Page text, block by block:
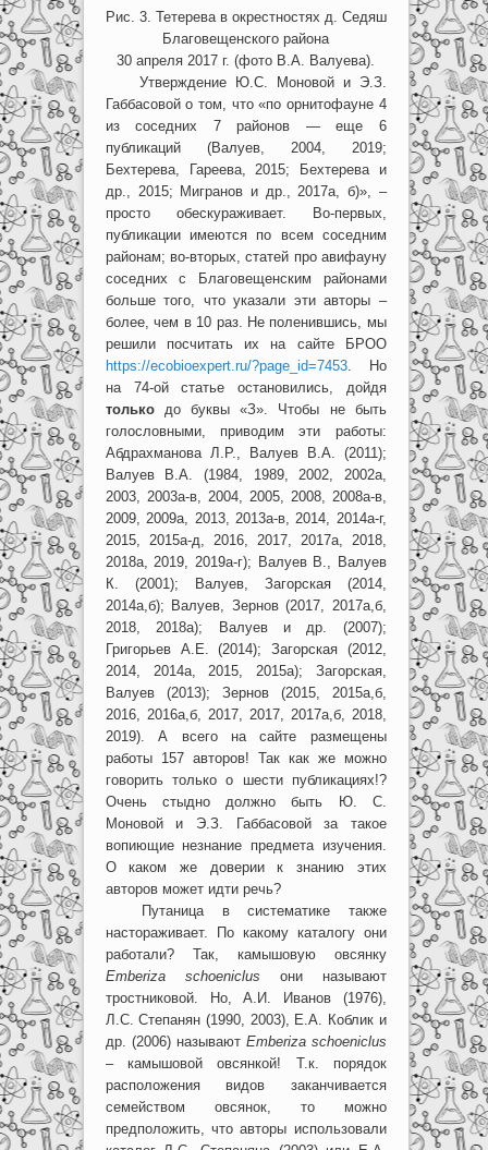
Рис. 3. Тетерева в окрестностях д. Седяш
Благовещенского района
30 апреля 2017 г. (фото В.А. Валуева).
Утверждение Ю.С. Моновой и Э.З.
Габбасовой о том, что «по орнитофауне 4
из соседних 7 районов — еще 6
публикаций (Валуев, 2004, 2019;
Бехтерева, Гареева, 2015; Бехтерева и
др., 2015; Мигранов и др., 2017а, б)», –
просто обескураживает. Во-первых,
публикации имеются по всем соседним
районам; во-вторых, статей про авифауну
соседних с Благовещенским районами
больше того, что указали эти авторы –
более, чем в 10 раз. Не поленившись, мы
решили посчитать их на сайте БРОО
https://ecobioexpert.ru/?page_id=7453. Но
на 74-ой статье остановились, дойдя
толькодо буквы «З». Чтобы не быть
голословными, приводим эти работы:
Абдрахманова Л.Р., Валуев В.А. (2011);
Валуев В.А. (1984, 1989, 2002, 2002а,
2003, 2003а-в, 2004, 2005, 2008, 2008а-в,
2009, 2009а, 2013, 2013а-в, 2014, 2014а-г,
2015, 2015а-д, 2016, 2017, 2017а, 2018,
2018а, 2019, 2019а-г); Валуев В., Валуев
К. (2001); Валуев, Загорская (2014,
2014а,б); Валуев, Зернов (2017, 2017а,б,
2018, 2018а); Валуев и др. (2007);
Григорьев А.Е. (2014); Загорская (2012,
2014, 2014а, 2015, 2015а); Загорская,
Валуев (2013); Зернов (2015, 2015а,б,
2016, 2016а,б, 2017, 2017, 2017а,б, 2018,
2019). А всего на сайте размещены
работы 157 авторов! Так как же можно
говорить только о шести публикациях!?
Очень стыдно должно быть Ю. С.
Моновой и Э.З. Габбасовой за такое
вопиющие незнание предмета изучения.
О каком же доверии к знанию этих
авторов может идти речь?
Путаница в систематике также
настораживает. По какому каталогу они
работали? Так, камышовую овсянку
Emberiza schoeniclus они называют
тростниковой. Но, А.И. Иванов (1976),
Л.С. Степанян (1990, 2003), Е.А. Коблик и
др. (2006) называют Emberiza schoeniclus
– камышовой овсянкой! Т.к. порядок
расположения видов заканчивается
семейством овсянок, то можно
предположить, что авторы использовали